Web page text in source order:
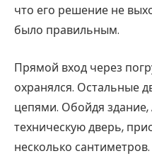
что его решение не
было правильным.
Прямой вход через
охранялся. Остальные
цепями. Обойдя
техническую дверь,
несколько